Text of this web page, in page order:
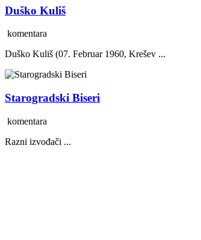
Duško Kuliš
komentara
Duško Kuliš (07. Februar 1960, Krešev ...
Starogradski Biseri
komentara
Razni izvođači ...